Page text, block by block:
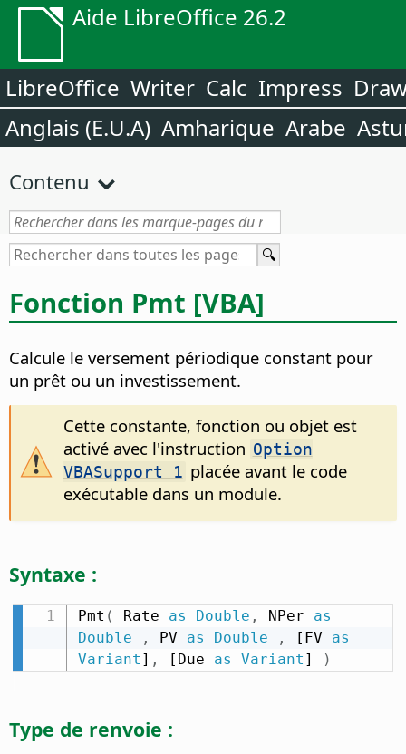
Aide LibreOffice 26.2
LibreOffice Writer Calc Impress
Anglais (E.U.A) Amharique Arabe
Contenu
Fonction Pmt [VBA]
Calcule le versement périodique constant pour
un prêt ou un investissement.
Cette constante, fonction ou objet est
activé avec l'instruction Option
VBASupport 1 placée avant le code
exécutable dans un module.
Syntaxe :
Pmt ( Rate as Double , NPer as
Double
, PV as Double , [FV as
Variant ] , [Due as Variant ] )
Type de renvoie :